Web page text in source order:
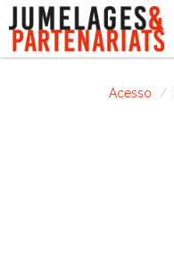
Acesso